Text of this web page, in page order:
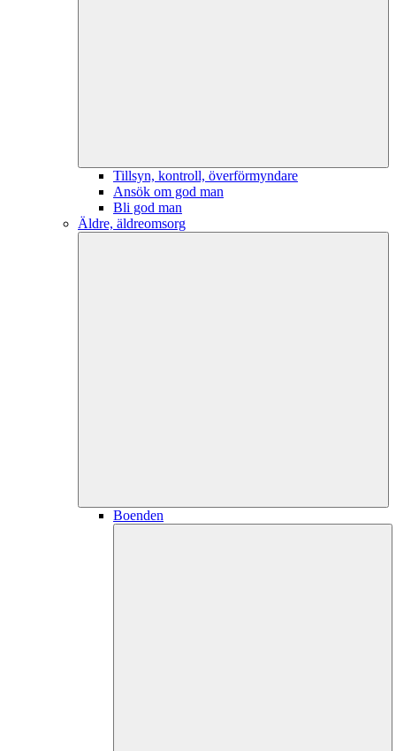
Tillsyn, kontroll, överförmyndare
Ansök om god man
Bli god man
Äldre, äldreomsorg
Boenden